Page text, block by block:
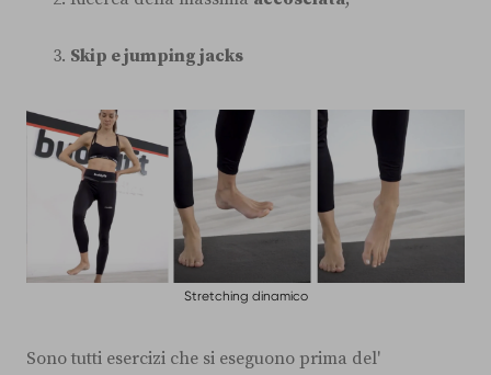
Skip e jumping jacks
Stretching dinamico
Sono tutti esercizi che si eseguono prima del'